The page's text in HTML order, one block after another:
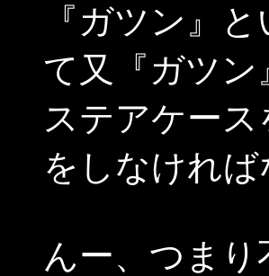
『ガツン』
て又『ガツ
ステアケー
をしなけれ
んー、つま